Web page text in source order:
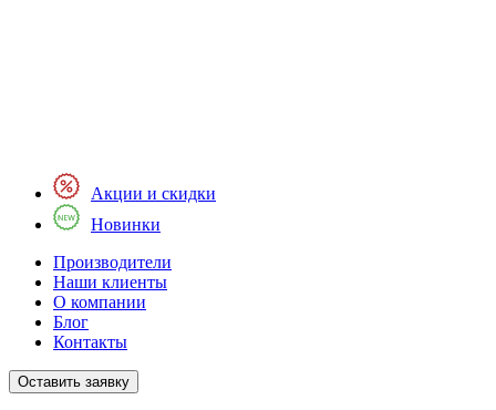
Акции и скидки
Новинки
Производители
Наши клиенты
О компании
Блог
Контакты
Оставить заявку